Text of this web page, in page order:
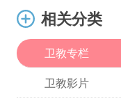
相关分类
卫教专栏
卫教影片